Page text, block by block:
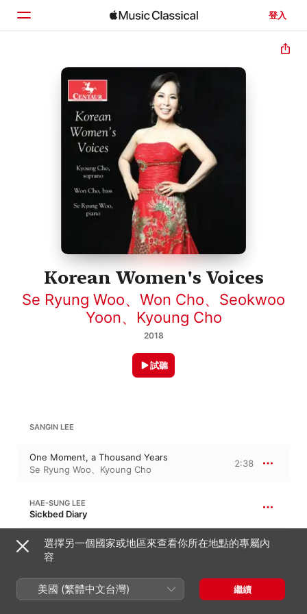
登入
首頁
Korean Women's Voices
Se Ryung Woo、 Won Cho、 Seokwoo
Yoon、 Kyoung Cho
2018
試聽
SANGIN LEE
One Moment, a Thousand Years
Se Ryung Woo
Kyoung Cho
2:38
HAE-SUNG LEE
Sickbed Diary
Sickbed Diary
Won Cho 、 Se Ryung Woo
3:41
YOUNG-JA LEE
選擇另一個國家或地區來查看你所在地點的專屬內
容
美國 (繁體中文台灣) 繼續